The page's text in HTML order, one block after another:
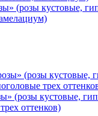
(розы кустовые,
(розы кустовые,
оттенков)